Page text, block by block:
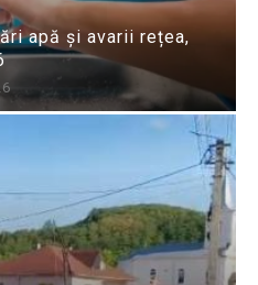
apă și avarii rețea,